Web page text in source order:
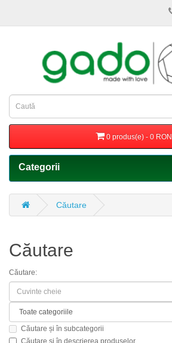
0 produs(e) - 0 RON
Categorii
Căutare
Căutare
Căutare:
Căutare și în subcategorii
Căutare și în descrierea produselor